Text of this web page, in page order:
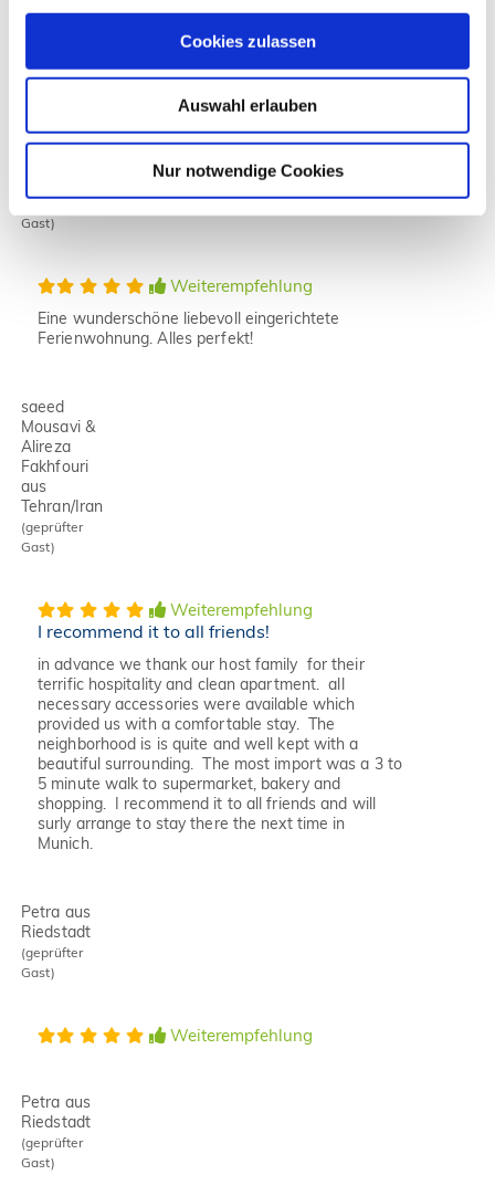
Cookies zulassen
Auswahl erlauben
Nur notwendige Cookies
MONTPRO
Weiterempfehlung
(geprüfter
Gast)
Weiterempfehlung
Eine wunderschöne liebevoll eingerichtete
Ferienwohnung. Alles perfekt!
saeed
Mousavi &
Alireza
Fakhfouri
aus
Tehran/Iran
(geprüfter
Gast)
Weiterempfehlung
I recommend it to all friends!
in advance we thank our host family for their
terrific hospitality and clean apartment. all
necessary accessories were available which
provided us with a comfortable stay. The
neighborhood is is quite and well kept with a
beautiful surrounding. The most import was a 3 to
5 minute walk to supermarket, bakery and
shopping. I recommend it to all friends and will
surly arrange to stay there the next time in
Munich.
Petra aus
Riedstadt
(geprüfter
Gast)
Weiterempfehlung
Petra aus
Riedstadt
(geprüfter
Gast)